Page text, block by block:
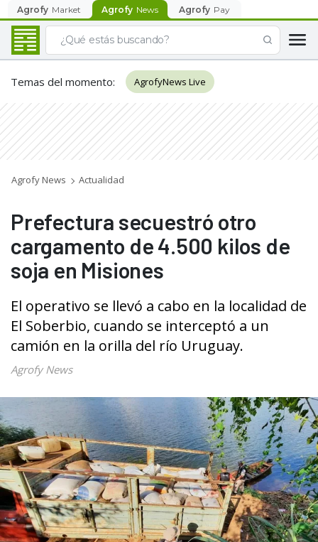
Agrofy Market Agrofy News Agrofy Pay
Temas del momento: AgrofyNews Live
Agrofy News Actualidad
Prefectura secuestró otro
cargamento de 4.500 kilos de
soja en Misiones
El operativo se llevó a cabo en la localidad de
El Soberbio, cuando se interceptó a un
camión en la orilla del río Uruguay.
Agrofy News